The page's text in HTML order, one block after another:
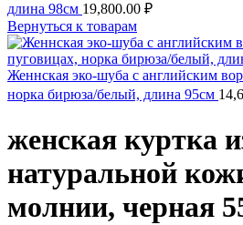
длина 98см 19,800.00 ₽
Вернуться к товарам
Женнская эко-шуба с английским
норка бирюза/белый, длина 95см
женская куртка
натуральной
молнии, черная